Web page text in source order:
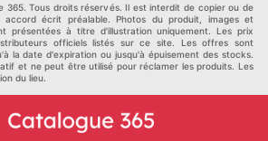
365. Tous droits réservés. Il est interdit de copier ou de
écrit préalable. Photos du produit, images et
présentées à titre d'illustration uniquement. Les prix
officiels listés sur ce site. Les offres sont
la date d'expiration ou jusqu'à épuisement des stocks.
et ne peut être utilisé pour réclamer les produits. Les
du lieu.